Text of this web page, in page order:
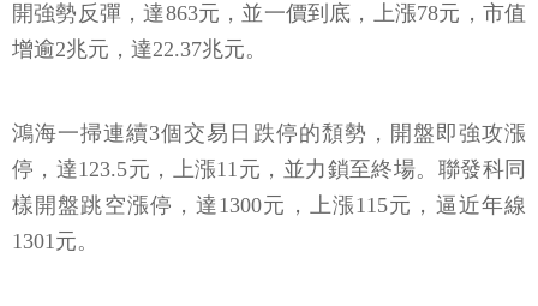
開強勢反彈，達863元，並一價到底，上漲78元，市值
增逾2兆元，達22.37兆元。
鴻海一掃連續3個交易日跌停的頹勢，開盤即強攻漲
停，達123.5元，上漲11元，並力鎖至終場。聯發科同
樣開盤跳空漲停，達1300元，上漲115元，逼近年線
1301元。